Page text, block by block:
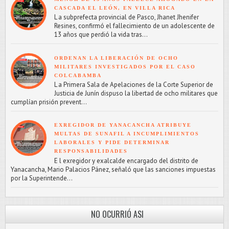
CASCADA EL LEÓN, EN VILLA RICA
L a subprefecta provincial de Pasco, Jhanet Jhenifer
Resines, confirmó el fallecimiento de un adolescente de
13 años que perdió la vida tras...
ORDENAN LA LIBERACIÓN DE OCHO
MILITARES INVESTIGADOS POR EL CASO
COLCABAMBA
L a Primera Sala de Apelaciones de la Corte Superior de
Justicia de Junín dispuso la libertad de ocho militares que
cumplían prisión prevent...
EXREGIDOR DE YANACANCHA ATRIBUYE
MULTAS DE SUNAFIL A INCUMPLIMIENTOS
LABORALES Y PIDE DETERMINAR
RESPONSABILIDADES
E l exregidor y exalcalde encargado del distrito de
Yanacancha, Mario Palacios Pánez, señaló que las sanciones impuestas
por la Superintende...
NO OCURRIÓ ASI